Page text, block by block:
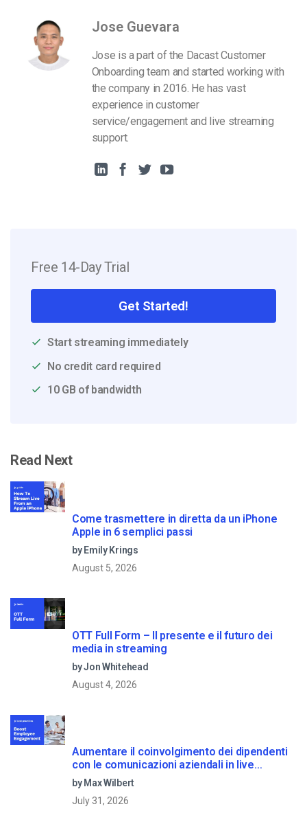
Jose Guevara
Jose is a part of the Dacast Customer
Onboarding team and started working with
the company in 2016. He has vast
experience in customer
service/engagement and live streaming
support.
Free 14-Day Trial
Get Started!
Start streaming immediately
No credit card required
10 GB of bandwidth
Read Next
Come trasmettere in diretta da un iPhone
Apple in 6 semplici passi
by Emily Krings
August 5, 2026
OTT Full Form – Il presente e il futuro dei
media in streaming
by Jon Whitehead
August 4, 2026
Aumentare il coinvolgimento dei dipendenti
con le comunicazioni aziendali in live
streaming
by Max Wilbert
July 31, 2026